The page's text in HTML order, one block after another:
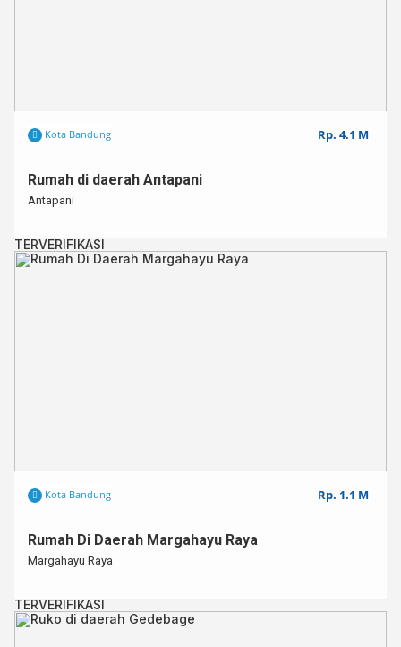
Kota Bandung Rp. 4.1 M
Rumah di daerah Antapani
Antapani
TERVERIFIKASI
Kota Bandung Rp. 1.1 M
Rumah Di Daerah Margahayu Raya
Margahayu Raya
TERVERIFIKASI